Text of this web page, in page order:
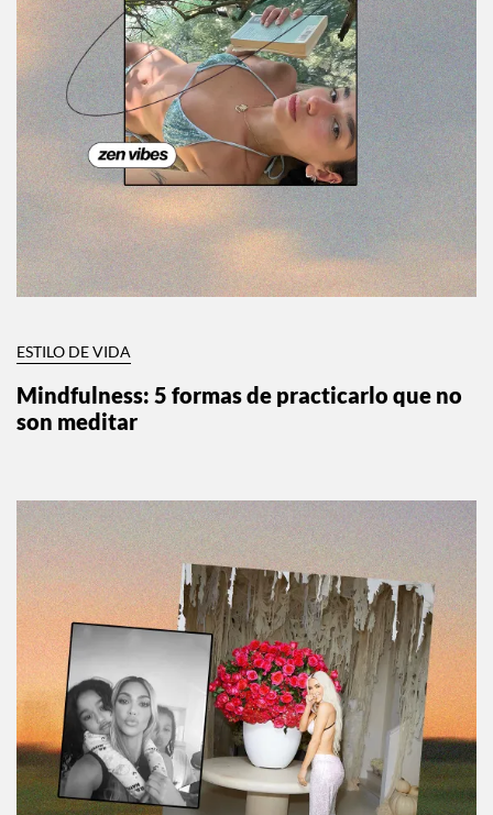
ESTILO DE VIDA
Mindfulness: 5 formas de practicarlo que no
son meditar